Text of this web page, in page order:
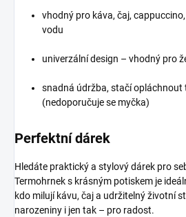
vhodný pro káva, čaj,
vodu
univerzální design – vhodný pro
snadná údržba, stačí opláchnout
(nedoporučuje se myčka)
Perfektní dárek
Hledáte praktický a stylový dárek pro
Termohrnek s krásným potiskem je
kdo milují kávu, čaj a udržitelný životní
narozeniny i jen tak – pro radost.